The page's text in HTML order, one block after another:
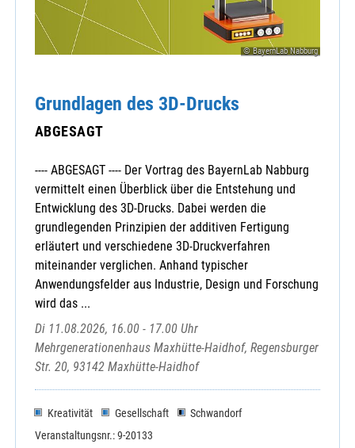
© BayernLab Nabburg
Grundlagen des 3D-Drucks
ABGESAGT
---- ABGESAGT ---- Der Vortrag des BayernLab Nabburg
vermittelt einen Überblick über die Entstehung und
Entwicklung des 3D-Drucks. Dabei werden die
grundlegenden Prinzipien der additiven Fertigung
erläutert und verschiedene 3D-Druckverfahren
miteinander verglichen. Anhand typischer
Anwendungsfelder aus Industrie, Design und Forschung
wird das ...
Di 11.08.2026, 16.00 - 17.00 Uhr
Mehrgenerationenhaus Maxhütte-Haidhof, Regensburger
Str. 20, 93142 Maxhütte-Haidhof
Kreativität Gesellschaft
Schwandorf
Veranstaltungsnr.: 9-20133